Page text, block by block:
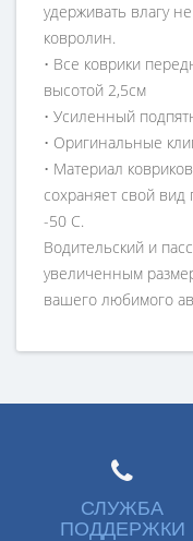
удерживать влагу
ковролин.
• Все коврики
высотой 2,5см
• Усиленный
• Оригинальные
• Материал
сохраняет свой
-50 С.
Водительский и
увеличенным
вашего любимого
СЛУЖБА
ПОДДЕРЖКИ